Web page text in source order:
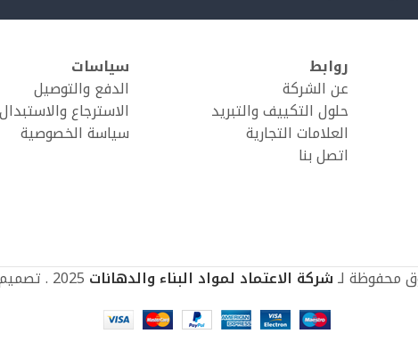
روابط
عن الشركة
حلول التكييف والتبريد
العلامات التجارية
اتصل بنا
سياسات
الدفع والتوصيل
الاسترجاع والاستبدال
سياسة الخصوصية
محفوظة لـشركة الاعتماد لمواد البناء والدهانات 2025 . تصميم